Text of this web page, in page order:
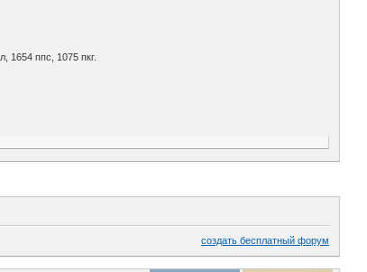
1654 ппс, 1075 пкг.
создать бесплатный форум